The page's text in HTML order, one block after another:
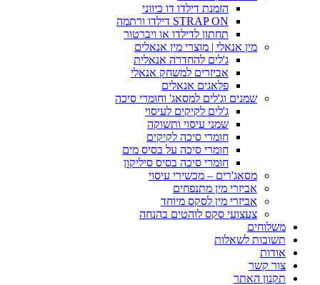
הזמנת דילדו דו כיווני
STRAP ON דילדו ורתמה
תחתון לדילדו או ויברטור
מין אנאלי | מוצרי מין אנאלים
ג'לים להחדרה אנאלית
אביזרים למשחק אנאלי
פלאגים אנאלים
שמנים וג'לים למסאג' וחומרי סיכה
ג'לים לקיקים לעיסוי
שמני עיסוי ותשוקה
חומרי סיכה לקיקים
חומרי סיכה על בסיס מים
חומרי סיכה בסיס סיליקון
מסאג'רים – מכשירי עיסוי
אביזרי מין מתנפחים
אביזרי מין לסקס מיוחד
צעצועי סקס לוהטים בהנחה
משלוחים
תשובות לשאלות
אודות
צור קשר
תקנון האתר